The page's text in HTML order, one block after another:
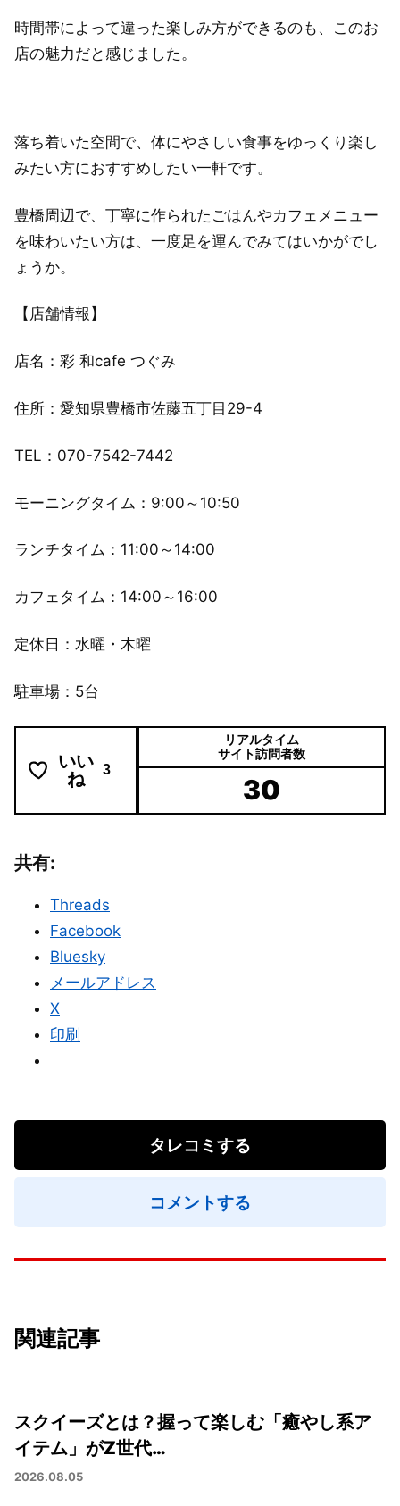
時間帯によって違った楽しみ方ができるのも、このお
店の魅力だと感じました。
落ち着いた空間で、体にやさしい食事をゆっくり楽し
みたい方におすすめしたい一軒です。
豊橋周辺で、丁寧に作られたごはんやカフェメニュー
を味わいたい方は、一度足を運んでみてはいかがでし
ょうか。
【店舗情報】
店名：彩 和cafe つぐみ
住所：愛知県豊橋市佐藤五丁目29-4
TEL：070-7542-7442
モーニングタイム：9:00～10:50
ランチタイム：11:00～14:00
カフェタイム：14:00～16:00
定休日：水曜・木曜
駐車場：5台
いい
ね
3
リアルタイム
サイト訪問者数
30
共有:
Threads
Facebook
Bluesky
メールアドレス
X
印刷
タレコミする
コメントする
関連記事
スクイーズとは？握って楽しむ「癒やし系ア
イテム」がZ世代…
2026.08.05